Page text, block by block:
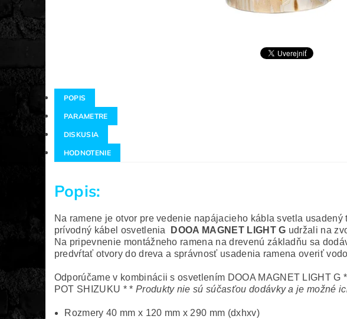
POPIS
PARAMETRE
DISKUSIA
HODNOTENIE
Popis:
Na ramene je otvor pre vedenie napájacieho kábla svetla
prívodný kábel osvetlenia
DOOA MAGNET LIGHT G udržali na
Na pripevnenie montážneho ramena na drevenú základňu sa
predvŕtať otvory do dreva a správnosť usadenia ramena overiť
Odporúčame v kombinácii s osvetlením DOOA MAGNET LIGHT G
POT SHIZUKU * * Produkty nie sú súčasťou dodávky a je možné
Rozmery 40 mm x 120 mm x 290 mm (dxhxv)